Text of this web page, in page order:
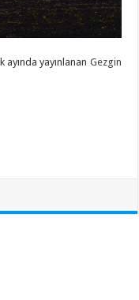
ayında yayınlanan Gezgin